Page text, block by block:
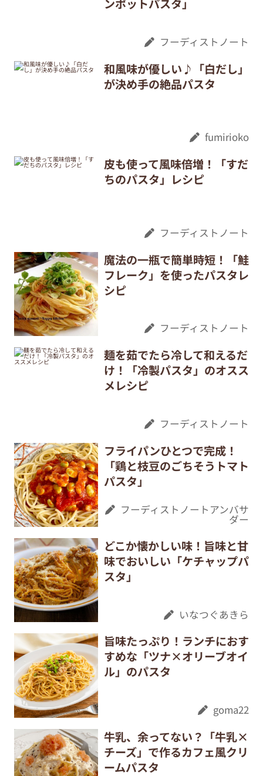
ンポットパスタ」
フーディストノート
和風味が優しい♪「白だし」
が決め手の絶品パスタ
fumirioko
皮も使って風味倍増！「すだ
ちのパスタ」レシピ
フーディストノート
魔法の一瓶で簡単時短！「鮭
フレーク」を使ったパスタレ
シピ
フーディストノート
麺を茹でたら冷して和えるだ
け！「冷製パスタ」のオスス
メレシピ
フーディストノート
フライパンひとつで完成！
「鶏と枝豆のごちそうトマト
パスタ」
フーディストノートアンバサ
ダー
どこか懐かしい味！旨味と甘
味でおいしい「ケチャップパ
スタ」
いなつぐあきら
旨味たっぷり！ランチにおす
すめな「ツナ×オリーブオイ
ル」のパスタ
goma22
牛乳、余ってない？「牛乳×
チーズ」で作るカフェ風クリ
ームパスタ